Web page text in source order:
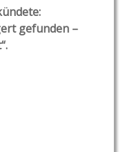
gefunden –